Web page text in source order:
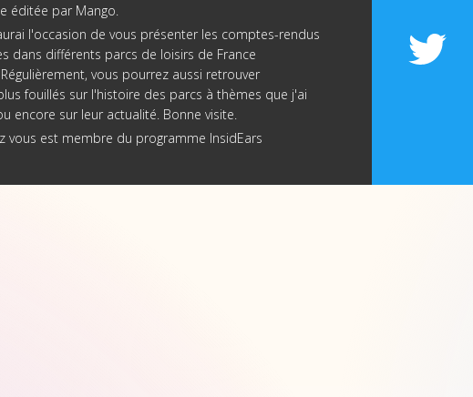
éditée par Mango.
l'occasion de vous présenter les comptes-rendus
dans différents parcs de loisirs de France
vous pourrez aussi retrouver
fouillés sur l'histoire des parcs à thèmes que j'ai
encore sur leur actualité. Bonne visite.
vous est membre du programme InsidEars